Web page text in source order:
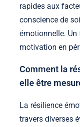
rapides aux
conscience de
émotionnelle.
motivation en
Comment la
elle être
La résilience
travers diverses